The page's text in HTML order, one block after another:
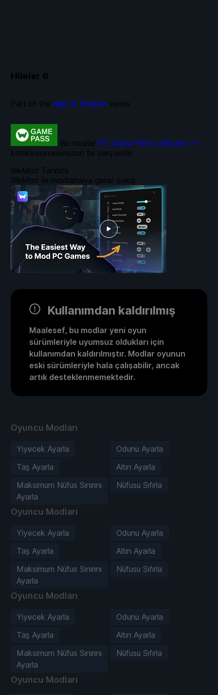
Hileler 6
Kullanımdan kaldırılmış
Maalesef, bu modlar yeni oyun
sürümleriyle uyumsuz oldukları için
kullanımdan kaldırılmıştır. Modlar oyunun
eski sürümleriyle hala çalışabilir, ancak
artık desteklenmemektedir.
Oyuncu Modları
Yiyecek Ayarla
Odunu Ayarla
Taş Ayarla
Altın Ayarla
Maksimum Nüfus Sınırını
Ayarla
Nüfusu Sıfırla
Oyuncu Modları
Yiyecek Ayarla
Odunu Ayarla
Taş Ayarla
Altın Ayarla
Maksimum Nüfus Sınırını
Ayarla
Nüfusu Sıfırla
Oyuncu Modları
Yiyecek Ayarla
Odunu Ayarla
Taş Ayarla
Altın Ayarla
Maksimum Nüfus Sınırını
Ayarla
Nüfusu Sıfırla
Oyuncu Modları
WeMod Tanıtımı
WeMod ile modlamaya genel bakış
Bu modlar PC Game Pass collection →
koleksiyonumunuzun bir parçasıdır.
Part of the Age of Empires series